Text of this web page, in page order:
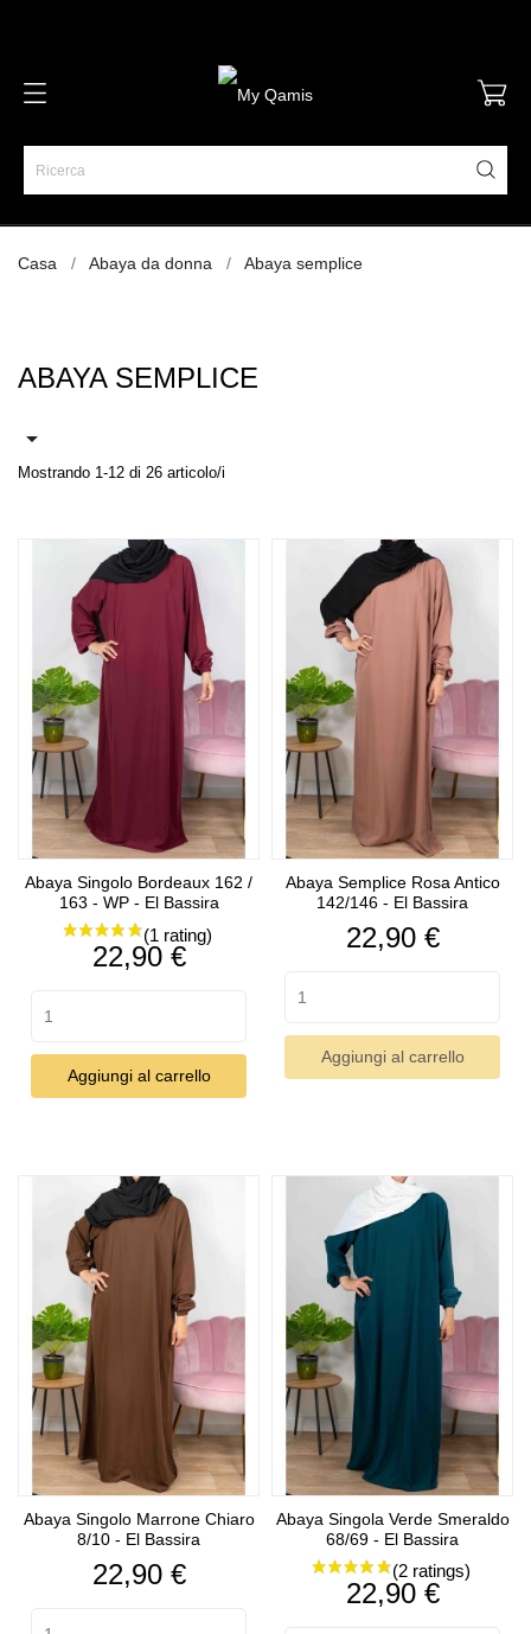
Casa Abaya da donna Abaya semplice
ABAYA SEMPLICE

Mostrando 1-12 di 26 articolo/i
Abaya Singolo Bordeaux 162 /
163 - WP - El Bassira
(1 rating)
Prezzo
22,90 €
Aggiungi al carrello
Abaya Semplice Rosa Antico
142/146 - El Bassira
Prezzo
22,90 €
Aggiungi al carrello
Abaya Singolo Marrone Chiaro
8/10 - El Bassira
Prezzo
22,90 €
Abaya Singola Verde Smeraldo
68/69 - El Bassira
Prezzo
22,90 €